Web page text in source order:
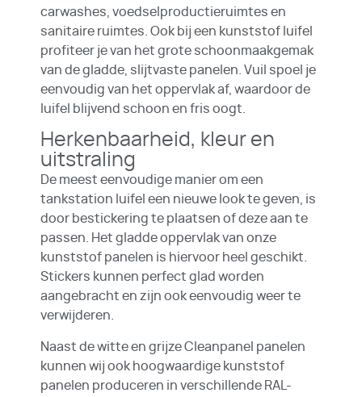
carwashes, voedselproductieruimtes en
sanitaire ruimtes. Ook bij een kunststof luifel
profiteer je van het grote schoonmaakgemak
van de gladde, slijtvaste panelen. Vuil spoel je
eenvoudig van het oppervlak af, waardoor de
luifel blijvend schoon en fris oogt.
Herkenbaarheid, kleur en
uitstraling
De meest eenvoudige manier om een
tankstation luifel een nieuwe look te geven, is
door bestickering te plaatsen of deze aan te
passen. Het gladde oppervlak van onze
kunststof panelen is hiervoor heel geschikt.
Stickers kunnen perfect glad worden
aangebracht en zijn ook eenvoudig weer te
verwijderen.
Naast de witte en grijze Cleanpanel panelen
kunnen wij ook hoogwaardige kunststof
panelen produceren in verschillende RAL-